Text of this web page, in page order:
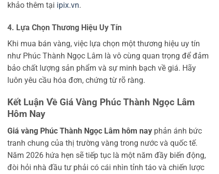
khảo thêm tại ipix.vn.
4. Lựa Chọn Thương Hiệu Uy Tín
Khi mua bán vàng, việc lựa chọn một thương hiệu uy tín
như Phúc Thành Ngọc Lâm là vô cùng quan trọng để đảm
bảo chất lượng sản phẩm và sự minh bạch về giá. Hãy
luôn yêu cầu hóa đơn, chứng từ rõ ràng.
Kết Luận Về Giá Vàng Phúc Thành Ngọc Lâm
Hôm Nay
Giá vàng Phúc Thành Ngọc Lâm hôm nay phản ánh bức
tranh chung của thị trường vàng trong nước và quốc tế.
Năm 2026 hứa hẹn sẽ tiếp tục là một năm đầy biến động,
đòi hỏi nhà đầu tư phải có cái nhìn tỉnh táo và chiến lược